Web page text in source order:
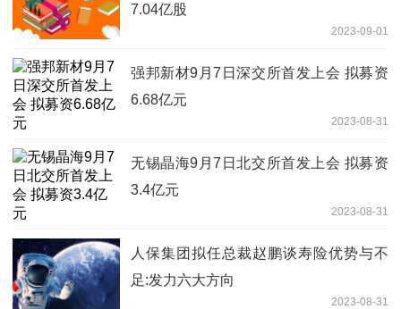
7.04亿股
2023-09-01
强邦新材9月7日深交所首发上会 拟募资
6.68亿元
2023-08-31
无锡晶海9月7日北交所首发上会 拟募资
3.4亿元
2023-08-31
人保集团拟任总裁赵鹏谈寿险优势与不
足:发力六大方向
2023-08-31